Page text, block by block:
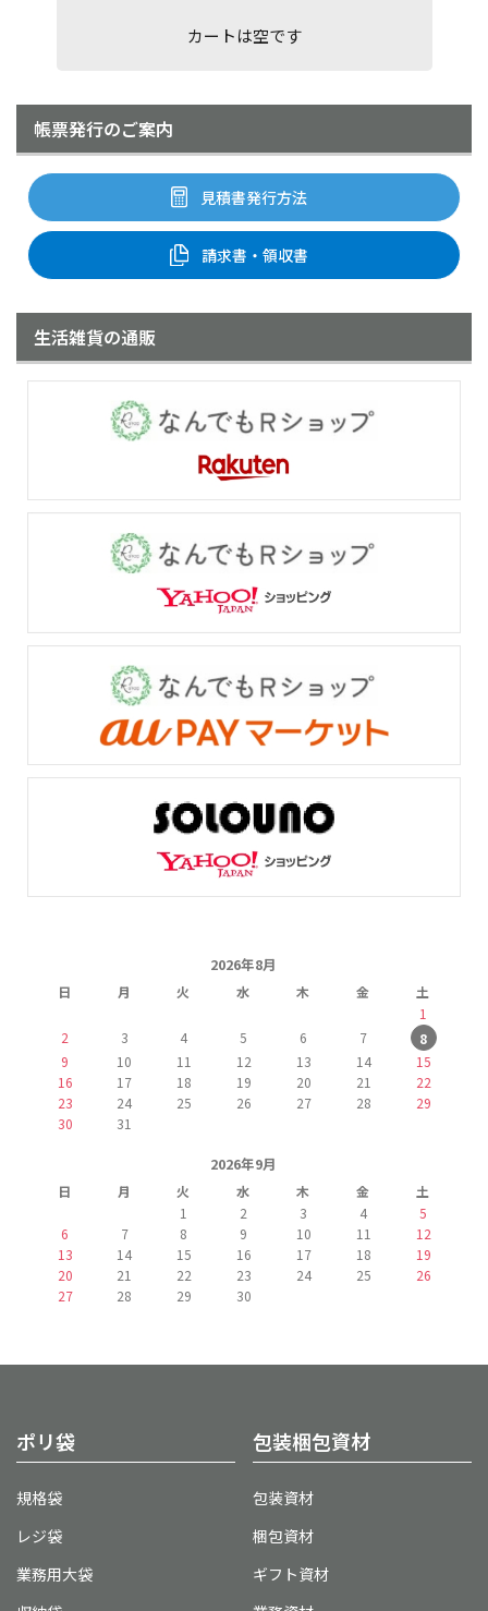
カートは空です
帳票発行のご案内
見積書発行方法
請求書・領収書
生活雑貨の通販
2026年8月
日 月 火 水 木 金
土
1
2
3 4 5 6 7
8
9
10 11 12 13 14
15
16
17 18 19 20 21
22
23
24 25 26 27 28
29
30
31
2026年9月
日 月 火 水 木 金
土
1
2 3 4
5
6
7 8 9 10 11
12
13
14 15 16 17 18
19
20
21 22 23 24 25
26
27
28 29 30
ポリ袋
規格袋
レジ袋
業務用大袋
包装梱包資材
包装資材
梱包資材
ギフト資材